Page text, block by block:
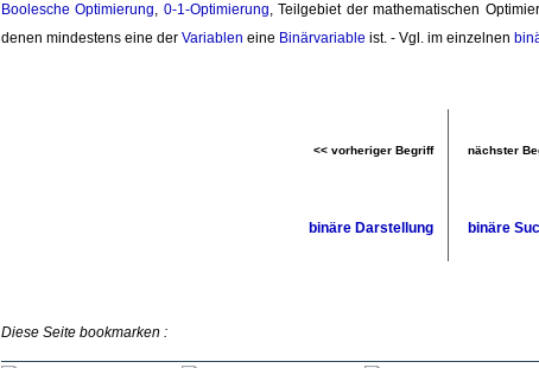
Boolesche Optimierung, 0-1-Optimierung, Teilgebiet der mathematischen
denen mindestens eine der Variablen eine Binärvariable ist. - Vgl. im einzelnen
<< vorheriger Begriff nächster
binäre Darstellung binäre
Diese Seite bookmarken :